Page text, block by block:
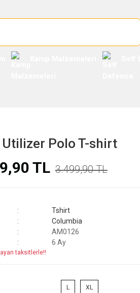
Polo T-shirt
TL 3.499,90 TL
Tshirt
Columbia
AM0126
6 Ay
taksitlerle!!
L XL